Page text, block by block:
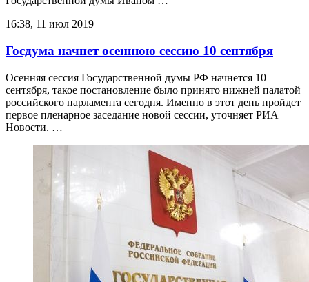
16:38, 11 июл 2019
Госдума начнет осеннюю сессию 10 сентября
Осенняя сессия Государственной думы РФ начнется 10
сентября, такое постановление было принято нижней палатой
российского парламента сегодня. Именно в этот день пройдет
первое пленарное заседание новой сессии, уточняет РИА
Новости. …